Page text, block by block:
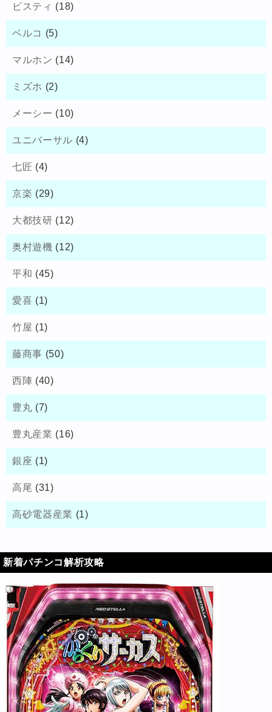
ビスティ (18)
ベルコ (5)
マルホン (14)
ミズホ (2)
メーシー (10)
ユニバーサル (4)
七匠 (4)
京楽 (29)
大都技研 (12)
奥村遊機 (12)
平和 (45)
愛喜 (1)
竹屋 (1)
藤商事 (50)
西陣 (40)
豊丸 (7)
豊丸産業 (16)
銀座 (1)
高尾 (31)
高砂電器産業 (1)
新着パチンコ解析攻略